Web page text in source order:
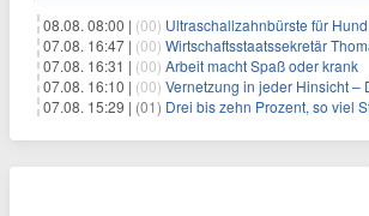
08.08. 08:00 | (00) Ultraschallzahnbürste für Hund und Katze – Tipps
07.08. 16:47 | (00) Wirtschaftsstaatssekretär Thomas Dörflinger besucht
07.08. 16:31 | (00) Arbeit macht Spaß oder krank
07.08. 16:10 | (00) Vernetzung in jeder Hinsicht – Die Städte
07.08. 15:29 | (01) Drei bis zehn Prozent, so viel Strom